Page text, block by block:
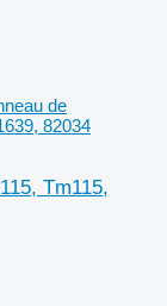
de
82034
Tm115,